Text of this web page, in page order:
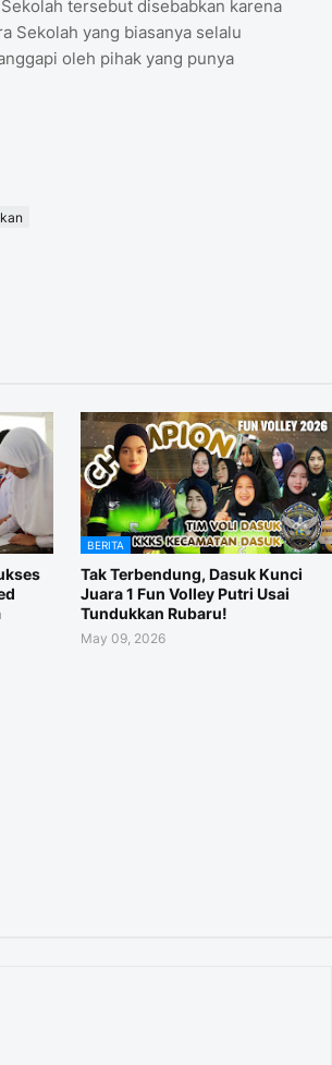
tersebut disebabkan karena
Sekolah yang biasanya selalu
oleh pihak yang punya
BERITA
Tak Terbendung, Dasuk Kunci
Juara 1 Fun Volley Putri Usai
Tundukkan Rubaru!
May 09, 2026